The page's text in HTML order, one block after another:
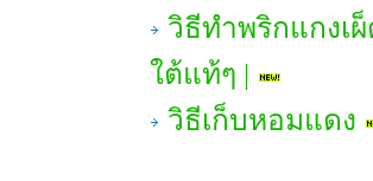
วิธีทำพริกแกงเ
ใต้แท้ๆ |
วิธีเก็บหอมแดง